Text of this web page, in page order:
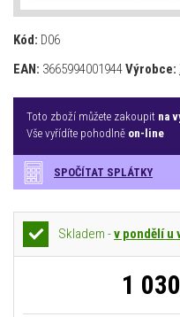
Kód: D06
EAN: 3665994001944Výrobce:
Toto zboží můžete zakoupit na
Vše vyřídíte pohodlně on-line
SPOČÍTAT SPLÁTKY
Skladem -v pondělí u
1 030